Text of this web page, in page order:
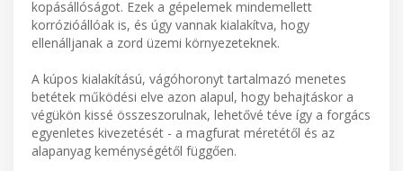
kopásállóságot. Ezek a gépelemek mindemellett
korrózióállóak is, és úgy vannak kialakítva, hogy
ellenálljanak a zord üzemi környezeteknek.
A kúpos kialakítású, vágóhoronyt tartalmazó menetes
betétek működési elve azon alapul, hogy behajtáskor a
végükön kissé összeszorulnak, lehetővé téve így a forgács
egyenletes kivezetését - a magfurat méretétől és az
alapanyag keménységétől függően.